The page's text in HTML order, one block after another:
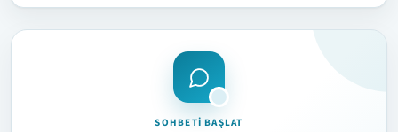
SOHBETI BAŞLAT